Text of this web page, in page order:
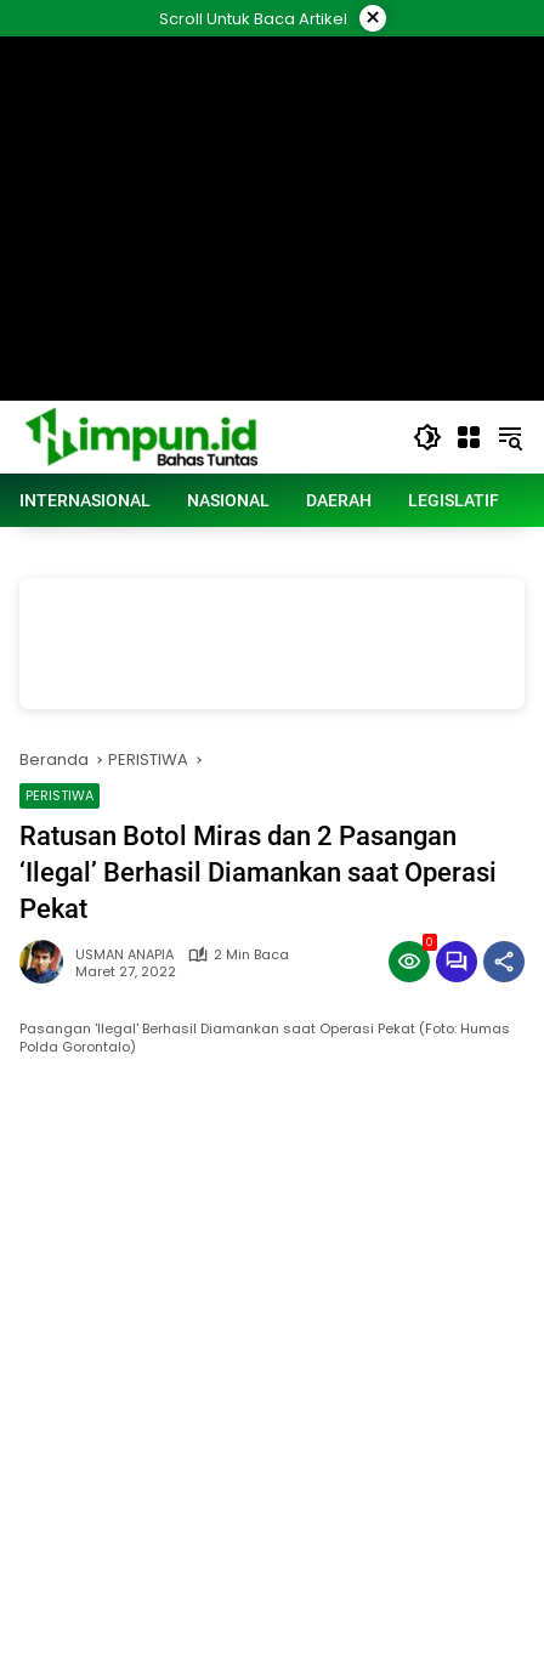
ke
Scroll Untuk Baca Artikel ×
INTERNASIONAL NASIONAL DAERAH LEGISLATIF
Beranda PERISTIWA
PERISTIWA
Ratusan Botol Miras dan 2 Pasangan
‘Ilegal’ Berhasil Diamankan saat Operasi
Pekat
USMAN ANAPIA
2 Min Baca
Maret 27, 2022
0
Pasangan 'Ilegal' Berhasil Diamankan saat Operasi Pekat (Foto: Humas
Polda Gorontalo)